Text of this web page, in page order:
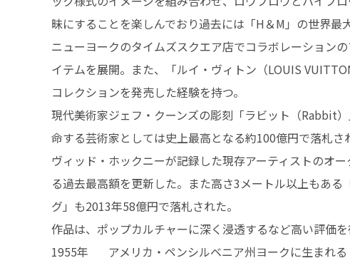
昧にすることを楽しんでおり過去には「H＆M」の世界最
ニューヨークのタイムズスクエア店でコラボレーション
イテムを展開。また、「ルイ・ヴィトン（LOUIS
コレクションを発売した経験を持つ。
現代美術家ジェフ・クーンズの彫刻「ラビット（Rabbit
命する芸術家としては史上最高となる約100億円で落札さ
ヴィッド・ホックニーが記録した現存アーティストのオ
る過去最高額を更新した。また高さ3メートル以上もある
グ」も2013年58億円で落札された。
作品は、ポップカルチャーに深く浸透するなど高い評価を
1955年
アメリカ・ペンシルベニア州ヨークに生まれる